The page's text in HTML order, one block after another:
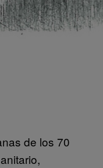
de los 70